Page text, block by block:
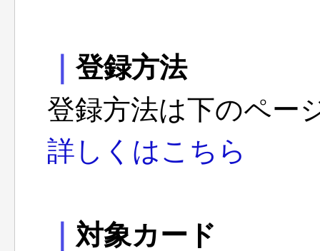
｜登録方法
登録方法は下のペー
詳しくはこちら
対象カード